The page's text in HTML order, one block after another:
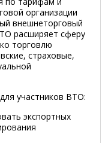
организации
внешнеторговый
расширяет сферу
торговлю
страховые,
участников ВТО:
экспортных